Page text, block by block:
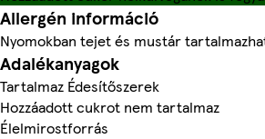
Allergén információ
Nyomokban tejet és mustár
Adalékanyagok
Tartalmaz Édesítőszerek
Hozzáadott cukrot nem tartalmaz
Élelmirostforrás